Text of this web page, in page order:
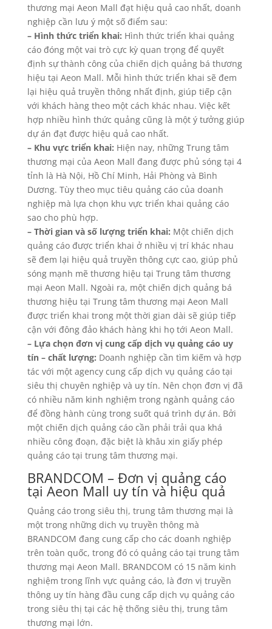
thương mại Aeon Mall đạt hiệu quả cao nhất, doanh
nghiệp cần lưu ý một số điểm sau:
– Hình thức triển khai: Hình thức triển khai quảng
cáo đóng một vai trò cực kỳ quan trọng để quyết
định sự thành công của chiến dịch quảng bá thương
hiệu tại Aeon Mall. Mỗi hình thức triển khai sẽ đem
lại hiệu quả truyền thông nhất định, giúp tiếp cận
với khách hàng theo một cách khác nhau. Việc kết
hợp nhiều hình thức quảng cũng là một ý tưởng giúp
dự án đạt được hiệu quả cao nhất.
– Khu vực triển khai: Hiện nay, những Trung tâm
thương mại của Aeon Mall đang được phủ sóng tại 4
tỉnh là Hà Nội, Hồ Chí Minh, Hải Phòng và Bình
Dương. Tùy theo mục tiêu quảng cáo của doanh
nghiệp mà lựa chọn khu vực triển khai quảng cáo
sao cho phù hợp.
– Thời gian và số lượng triển khai: Một chiến dịch
quảng cáo được triển khai ở nhiều vị trí khác nhau
sẽ đem lại hiệu quả truyền thông cực cao, giúp phủ
sóng mạnh mẽ thương hiệu tại Trung tâm thương
mại Aeon Mall. Ngoài ra, một chiến dịch quảng bá
thương hiệu tại Trung tâm thương mại Aeon Mall
được triển khai trong một thời gian dài sẽ giúp tiếp
cận với đông đảo khách hàng khi họ tới Aeon Mall.
– Lựa chọn đơn vị cung cấp dịch vụ quảng cáo uy
tín – chất lượng: Doanh nghiệp cần tìm kiếm và hợp
tác với một agency cung cấp dịch vụ quảng cáo tại
siêu thị chuyên nghiệp và uy tín. Nên chọn đơn vị đã
có nhiều năm kinh nghiệm trong ngành quảng cáo
để đồng hành cùng trong suốt quá trình dự án. Bởi
một chiến dịch quảng cáo cần phải trải qua khá
nhiều công đoạn, đặc biệt là khâu xin giấy phép
quảng cáo tại trung tâm thương mại.
BRANDCOM – Đơn vị quảng cáo
tại Aeon Mall uy tín và hiệu quả
Quảng cáo trong siêu thị, trung tâm thương mại là
một trong những dich vụ truyền thông mà
BRANDCOM đang cung cấp cho các doanh nghiệp
trên toàn quốc, trong đó có quảng cáo tại trung tâm
thương mại Aeon Mall. BRANDCOM có 15 năm kinh
nghiệm trong lĩnh vực quảng cáo, là đơn vị truyền
thông uy tín hàng đầu cung cấp dịch vụ quảng cáo
trong siêu thị tại các hệ thống siêu thị, trung tâm
thương mại lớn.